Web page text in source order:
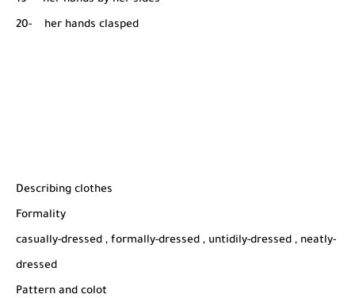
20- her hands clasped
Describing clothes
Formality
casually-dressed , formally-dressed , untidily-dressed , neatly-
dressed
Pattern and colot